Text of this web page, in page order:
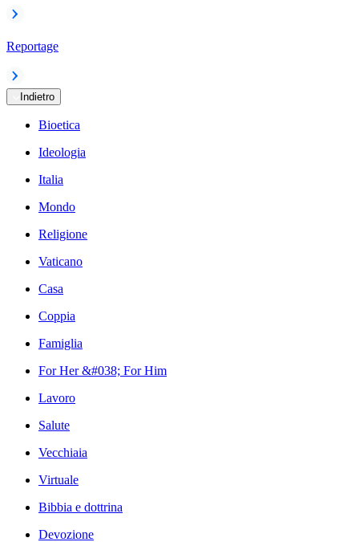
Reportage
Indietro
Bioetica
Ideologia
Italia
Mondo
Religione
Vaticano
Casa
Coppia
Famiglia
For Her &#038; For Him
Lavoro
Salute
Vecchiaia
Virtuale
Bibbia e dottrina
Devozione